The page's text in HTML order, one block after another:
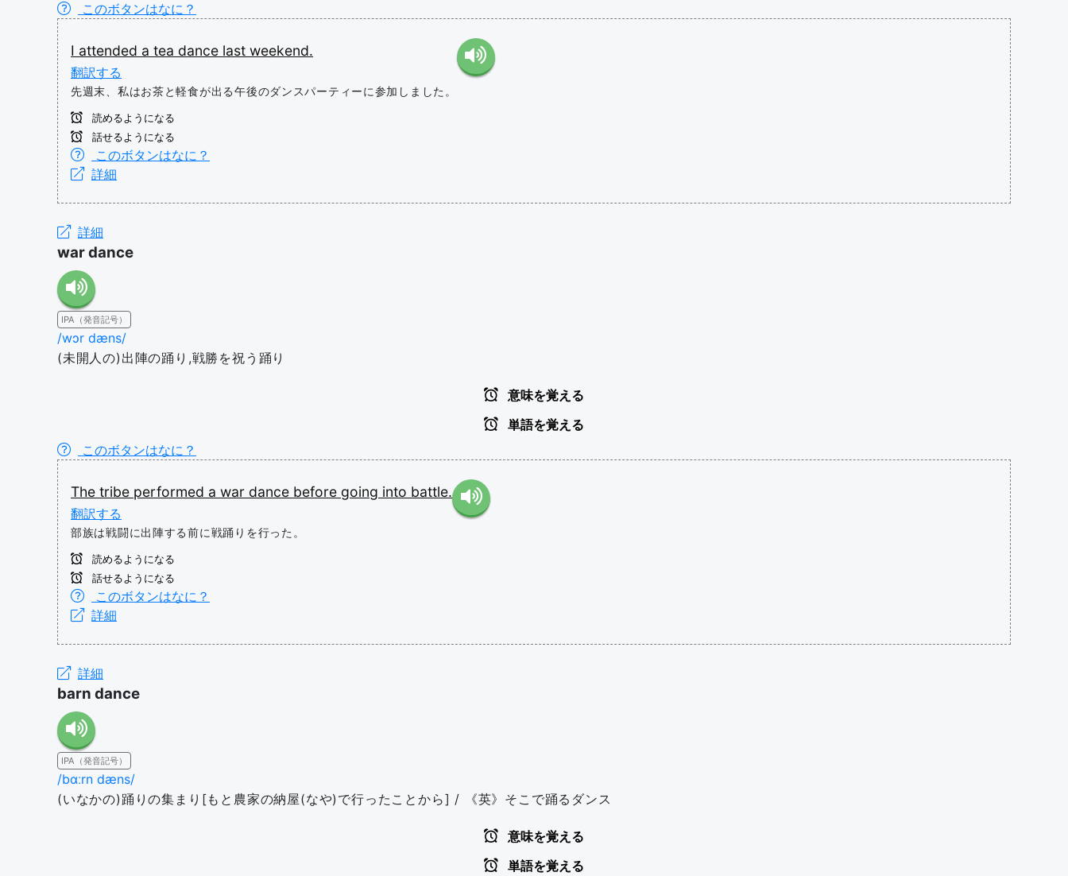
このボタンはなに？
I attended a tea dance last weekend.
翻訳する
先週末、私はお茶と軽食が出る午後のダンスパーティーに参加しました。
読めるようになる
話せるようになる
このボタンはなに？
詳細
詳細
war dance
IPA（発音記号）
/wɔr dæns/
(未開人の)出陣の踊り,戦勝を祝う踊り
意味を覚える
単語を覚える
このボタンはなに？
The tribe performed a war dance before going into battle.
翻訳する
部族は戦闘に出陣する前に戦踊りを行った。
読めるようになる
話せるようになる
このボタンはなに？
詳細
詳細
barn dance
IPA（発音記号）
/bɑːrn dæns/
(いなかの)踊りの集まり[もと農家の納屋(なや)で行ったことから] / 《英》そこで踊るダンス
意味を覚える
単語を覚える